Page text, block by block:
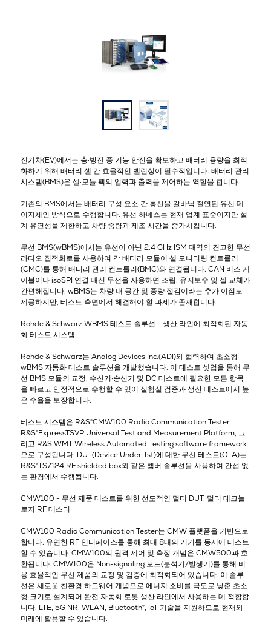
전기차(EV)에서는 충·방전 중 기능 안전을 확보하고 배터리 용량을 최적
화하기 위해 배터리 셀 간 효율적인 밸런싱이 필수적입니다. 배터리 관리
시스템(BMS)은 셀·모듈·팩의 입력과 출력을 제어하는 역할을 합니다.
기존의 BMS에서는 배터리 구성 요소 간 통신을 갈바닉 절연된 유선 데
이지체인 방식으로 수행합니다. 유선 하네스는 현재 업계 표준이지만 설
계 유연성을 제한하고 차량 중량과 제조 시간을 증가시킵니다.
무선 BMS(wBMS)에서는 유선이 아닌 2.4 GHz ISM 대역의 견고한 무선
라디오 집적회로를 사용하여 각 배터리 모듈이 셀 모니터링 컨트롤러
(CMC)를 통해 배터리 관리 컨트롤러(BMC)와 연결됩니다. CAN 버스 케
이블이나 isoSPI 연결 대신 무선을 사용하면 조립, 유지보수 및 셀 교체가
간편해집니다. wBMS는 차량 내 공간 및 중량 절감이라는 추가 이점도
제공하지만, 테스트 측면에서 해결해야 할 과제가 존재합니다.
Rohde & Schwarz WBMS 테스트 솔루션 - 생산 라인에 최적화된 자동
화 테스트 시스템
Rohde & Schwarz는 Analog Devices Inc.(ADI)와 협력하여 초소형
wBMS 자동화 테스트 솔루션을 개발했습니다. 이 테스트 셋업을 통해 무
선 BMS 모듈의 교정, 수신기·송신기 및 DC 테스트에 필요한 모든 항목
을 빠르고 안정적으로 수행할 수 있어 실험실 검증과 생산 테스트에서 높
은 수율을 보장합니다.
테스트 시스템은 R&S®CMW100 Radio Communication Tester,
R&S®ExpressTSVP Universal Test and Measurement Platform, 그
리고 R&S WMT Wireless Automated Testing software framework
으로 구성됩니다. DUT(Device Under Tst)에 대한 무선 테스트(OTA)는
R&S®TS7124 RF shielded box와 같은 챔버 솔루션을 사용하여 간섭 없
는 환경에서 수행됩니다.
CMW100 - 무선 제품 테스트를 위한 선도적인 멀티 DUT, 멀티 테크놀
로지 RF 테스터
CMW100 Radio Communication Tester는 CMW 플랫폼을 기반으로
합니다. 유연한 RF 인터페이스를 통해 최대 8대의 기기를 동시에 테스트
할 수 있습니다. CMW100의 원격 제어 및 측정 개념은 CMW500과 호
환됩니다. CMW100은 Non-signaling 모드(분석기/발생기)를 통해 비
용 효율적인 무선 제품의 교정 및 검증에 최적화되어 있습니다. 이 솔루
션은 새로운 친환경 하드웨어 개념으로 에너지 소비를 극도로 낮춘 초소
형 크기로 설계되어 완전 자동화 로봇 생산 라인에서 사용하는 데 적합합
니다. LTE, 5G NR, WLAN, Bluetooth®, IoT 기술을 지원하므로 현재와
미래에 활용할 수 있습니다.